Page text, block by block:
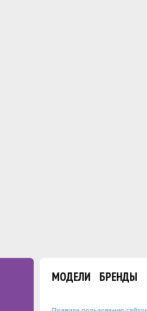
МОДЕЛИ БРЕНДЫ